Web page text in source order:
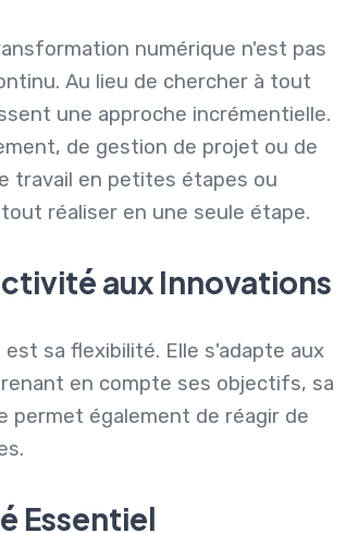
numérique n'est pas
Au lieu de chercher à tout
une approche incrémentielle.
de gestion de projet ou de
travail en petites étapes ou
réaliser en une seule étape.
aux Innovations
sa flexibilité. Elle s'adapte aux
en compte ses objectifs, sa
permet également de réagir de
Essentiel